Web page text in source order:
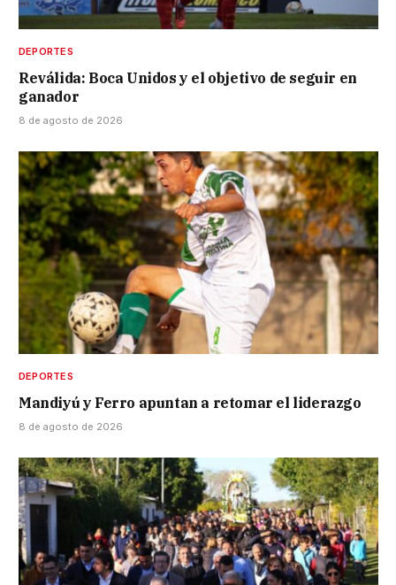
DEPORTES
Reválida: Boca Unidos y el objetivo de seguir en
ganador
8 de agosto de 2026
DEPORTES
Mandiyú y Ferro apuntan a retomar el liderazgo
8 de agosto de 2026